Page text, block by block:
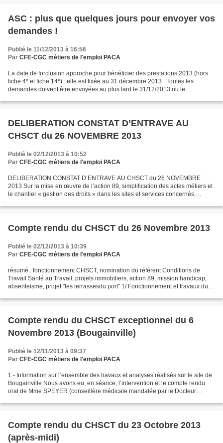
ASC : plus que quelques jours pour envoyer vos
demandes !
Publié le 11/12/2013 à 16:56
Par CFE-CGC métiers de l'emploi PACA
La date de forclusion approche pour bénéficier des prestations 2013 (hors
fiche 4* et fiche 14*) : elle est fixée au 31 décembre 2013 . Toutes les
demandes doivent être envoyées au plus tard le 31/12/2013 ou le
DELIBERATION CONSTAT D’ENTRAVE AU
CHSCT du 26 NOVEMBRE 2013
Publié le 02/12/2013 à 10:52
Par CFE-CGC métiers de l'emploi PACA
DELIBERATION CONSTAT D’ENTRAVE AU CHSCT du 26 NOVEMBRE
2013 Sur la mise en œuvre de l’action 89, simplification des actes métiers et
le chantier « gestion des droits » dans les sites et services concernés,
Compte rendu du CHSCT du 26 Novembre 2013
Publié le 02/12/2013 à 10:39
Par CFE-CGC métiers de l'emploi PACA
résumé : fonctionnement CHSCT, nomination du référent Conditions de
Travail Santé au Travail, projets immobiliers, action 89, mission handicap,
absenteisme, projet "les terrassesdu port" 1/ Fonctionnement et travaux du
Compte rendu du CHSCT exceptionnel du 6
Novembre 2013 (Bougainville)
Publié le 12/11/2013 à 09:37
Par CFE-CGC métiers de l'emploi PACA
1 - Information sur l’ensemble des travaux et analyses réalisés sur le site de
Bougainville Nous avons eu, en séance, l’intervention et le compte rendu
oral de Mme SPEYER (conseillère médicale mandatée par le Docteur
Compte rendu du CHSCT du 23 Octobre 2013
(après-midi)